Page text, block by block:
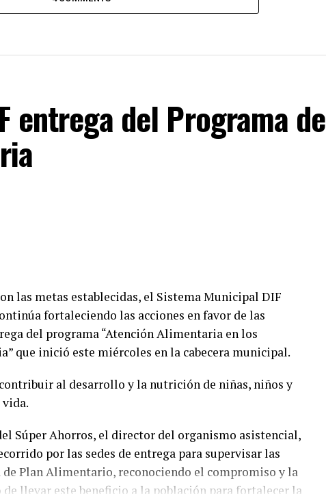
entrega del Programa de
las metas establecidas, el Sistema Municipal DIF
fortaleciendo las acciones en favor de las
del programa “Atención Alimentaria en los
que inició este miércoles en la cabecera municipal.
al desarrollo y la nutrición de niñas, niños y
Súper Ahorros, el director del organismo asistencial,
por las sedes de entrega para supervisar las
Plan Alimentario, reconociendo el compromiso y la
llevar este beneficio a la población para fortalecer la